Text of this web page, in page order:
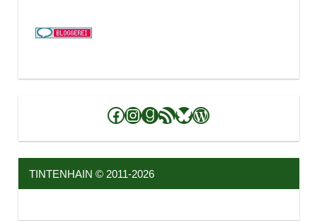
Facebook
Instagram
Goodreads
RSS-Feed
Bluesky
WordPress
TINTENHAIN © 2011-2026